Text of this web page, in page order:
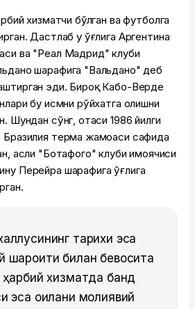
хизматчи бўлган ва футболга
Дастлаб у ўғлига Аргентина
ва "Реал Мадрид" клуби
шарафига "Вальдано" деб
эди. Бироқ Кабо-Верде
бу исмни рўйхатга олишни
Шундан сўнг, отаси 1986 йилги
Бразилия терма жамоаси сафида
асли "Ботафого" клуби ҳимоячиси
Перейра шарафига ўғлига
тарихи эса
шароити билан бевосита
ҳарбий хизматда банд
эса оилани молиявий